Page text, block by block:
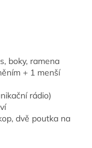
boky, ramena
+ 1 menší
rádio)
dvě poutka na